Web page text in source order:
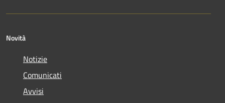
Novità
Notizie
Comunicati
Avvisi